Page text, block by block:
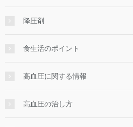
降圧剤
食生活のポイント
高血圧に関する情報
高血圧の治し方